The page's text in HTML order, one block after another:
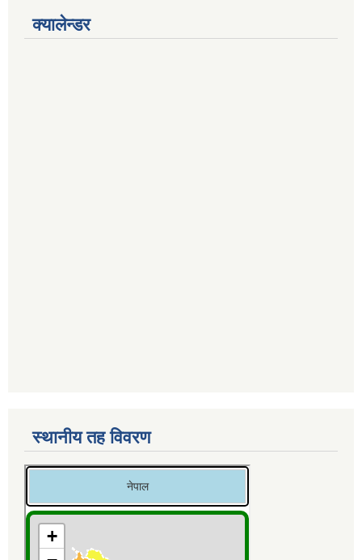
क्यालेन्डर
स्थानीय तह विवरण